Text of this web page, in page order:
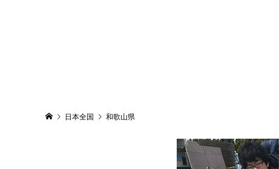
日本全国 和歌山県